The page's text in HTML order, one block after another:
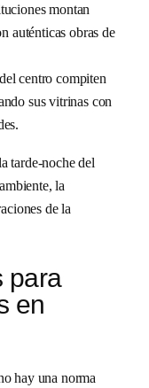
montan
auténticas obras de
centro compiten
sus vitrinas con
tarde-noche del
la
de la
para
en
hay una norma